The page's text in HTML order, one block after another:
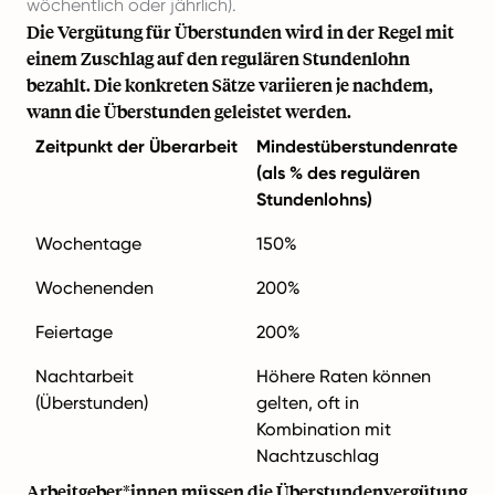
wöchentlich oder jährlich).
Die Vergütung für Überstunden wird in der Regel mit
einem Zuschlag auf den regulären Stundenlohn
bezahlt. Die konkreten Sätze variieren je nachdem,
wann die Überstunden geleistet werden.
Zeitpunkt der Überarbeit
Mindestüberstundenrate
(als % des regulären
Stundenlohns)
Wochentage 150%
Wochenenden 200%
Feiertage 200%
Nachtarbeit
(Überstunden)
Höhere Raten können
gelten, oft in
Kombination mit
Nachtzuschlag